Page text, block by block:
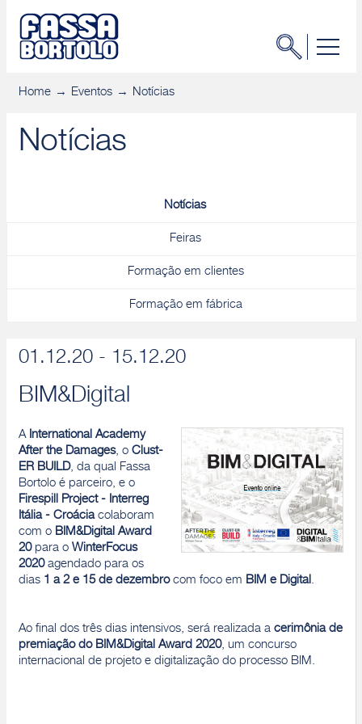
Home Eventos Notícias
Notícias
Notícias
Feiras
Formação em clientes
Formação em fábrica
01.12.20 - 15.12.20
BIM&Digital
A International Academy
After the Damages, o Clust-
ER BUILD, da qual Fassa
Bortolo é parceiro, e o
Firespill Project - Interreg
Itália - Croácia colaboram
com o BIM&Digital Award
20 para o WinterFocus
2020agendado para os
dias 1 a 2 e 15 de dezembrocom foco em BIM e Digital.
Ao final dos três dias intensivos, será realizada a cerimônia de
premiação do BIM&Digital Award 2020, um concurso
internacional de projeto e digitalização do processo BIM.